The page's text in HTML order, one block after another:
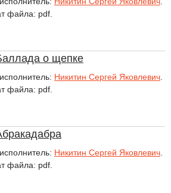
файла: pdf.
о щепке
Никитин Сергей Яковлевич
файла: pdf.
Никитин Сергей Яковлевич
файла: pdf.